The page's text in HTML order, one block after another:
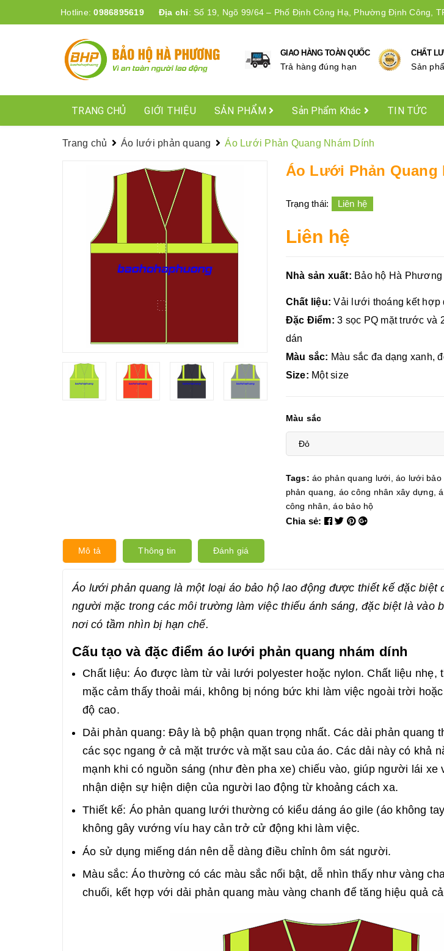
Hotline:0986895619 Địa chỉ: Số 19, Ngõ 99/64 – Phố Định Công Hạ, Phường Định Công,
GIAO HÀNG TOÀN QUỐC
Trả hàng đúng hạn
CHẤT
Sản
TRANG CHỦ GIỚI THIỆU SẢN PHẨM Sản Phẩm Khác TIN TỨC
Trang chủ Áo lưới phản quang Áo Lưới Phản Quang Nhám Dính
Áo Lưới Phản Quang
Trạng thái: Liên hệ
Liên hệ
Nhà sản xuất: Bảo hộ Hà Phương
Chất liệu: Vải lưới thoáng kết hợp
Đặc Điểm: 3 sọc PQ mặt trước và
dán
Màu sắc: Màu sắc đa dạng xanh,
Size: Một size
Màu sắc
Tags:áo phản quang lưới ,áo lưới bảo
phản quang
áo công nhân xây dựng ,
công nhân ,áo bảo hộ
Chia sẻ:
Mô tả Thông tin Đánh giá
Áo lưới phản quang là một loại áo bảo hộ lao động được thiết kế đặc biệt
người mặc trong các môi trường làm việc thiếu ánh sáng, đặc biệt là vào
nơi có tầm nhìn bị hạn chế.
Cấu tạo và đặc điểm áo lưới phản quang nhám dính
Chất liệu: Áo được làm từ vải lưới polyester hoặc nylon. Chất liệu nhẹ,
mặc cảm thấy thoải mái, không bị nóng bức khi làm việc ngoài trời
độ cao.
Dải phản quang: Đây là bộ phận quan trọng nhất. Các dải phản quang
các sọc ngang ở cả mặt trước và mặt sau của áo. Các dải này có khả
mạnh khi có nguồn sáng (như đèn pha xe) chiếu vào, giúp người lái xe
nhận diện sự hiện diện của người lao động từ khoảng cách xa.
Thiết kế: Áo phản quang lưới thường có kiểu dáng áo gile (áo không
không gây vướng víu hay cản trở cử động khi làm việc.
Áo sử dụng miếng dán nên dễ dàng điều chỉnh ôm sát người.
Màu sắc: Áo thường có các màu sắc nổi bật, dễ nhìn thấy như vàng
chuối, kết hợp với dải phản quang màu vàng chanh để tăng hiệu quả